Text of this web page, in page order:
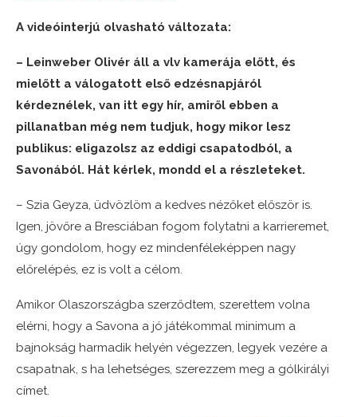
A videóinterjú olvasható változata:
– Leinweber Olivér áll a vlv kamerája előtt, és
mielőtt a válogatott első edzésnapjáról
kérdeznélek, van itt egy hír, amiről ebben a
pillanatban még nem tudjuk, hogy mikor lesz
publikus: eligazolsz az eddigi csapatodból, a
Savonából. Hát kérlek, mondd el a részleteket.
– Szia Geyza, üdvözlöm a kedves nézőket először is.
Igen, jövőre a Bresciában fogom folytatni a karrieremet,
úgy gondolom, hogy ez mindenféleképpen nagy
előrelépés, ez is volt a célom.
Amikor Olaszországba szerződtem, szerettem volna
elérni, hogy a Savona a jó játékommal minimum a
bajnokság harmadik helyén végezzen, legyek vezére a
csapatnak, s ha lehetséges, szerezzem meg a gólkirályi
címet.